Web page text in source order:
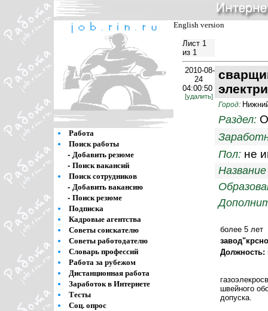
Работа
Поиск работы
- Добавить резюме
- Поиск вакансий
Поиск сотрудников
- Добавить вакансию
- Поиск резюме
Подписка
Кадровые агентства
Советы соискателю
Советы работодателю
Словарь профессий
Работа за рубежом
Дистанционная работа
Заработок в Интернете
Тесты
Соц. опрос
English version
Лист 1
из 1
2010-08-
24
04:00:50
[удалить]
Город:
Раздел:
Пол: не
более 5 лет
Должность:
швейного
допуска.